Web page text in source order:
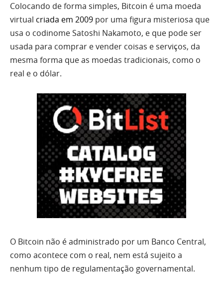
Colocando de forma simples, Bitcoin é uma moeda
virtual criada em 2009 por uma figura misteriosa que
usa o codinome Satoshi Nakamoto, e que pode ser
usada para comprar e vender coisas e serviços, da
mesma forma que as moedas tradicionais, como o
real e o dólar.
O Bitcoin não é administrado por um Banco Central,
como acontece com o real, nem está sujeito a
nenhum tipo de regulamentação governamental.